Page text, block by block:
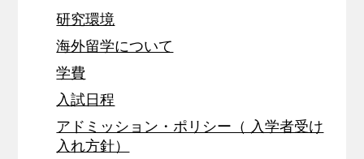
研究環境
海外留学について
学費
入試日程
アドミッション・ポリシー（ 入学者受け
入れ方針）